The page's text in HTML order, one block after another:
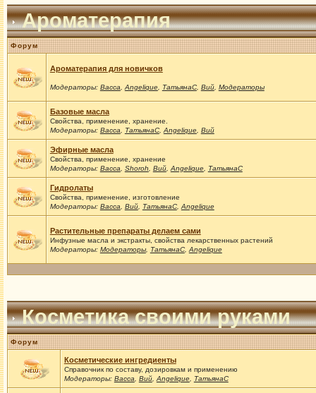
Ароматерапия
Форум
Ароматерапия для новичков
Модераторы: Васса Angelique, ТатьянаС, Вий, Модераторы
Базовые масла
Свойства, применение, хранение.
Модераторы: Васса ТатьянаС, Angelique, Вий
Эфирные масла
Свойства, применение, хранение
Модераторы: Васса Shoroh Вий, Angelique, ТатьянаС
Гидролаты
Свойства, применение, изготовление
Модераторы: Васса Вий, ТатьянаС, Angelique
Растительные препараты делаем сами
Инфузные масла и экстракты, свойства лекарственных растений
Модераторы: Модераторы, ТатьянаС, Angelique
Косметика своими руками
Форум
Косметические ингредиенты
Справочник по составу, дозировкам и применению
Модераторы: Васса Вий, Angelique, ТатьянаС